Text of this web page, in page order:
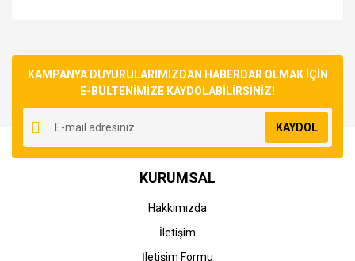
Yorum Yaz
kullanarak tarafımıza iletebilirsiniz.
Görüş ve önerileriniz için teşekkür ederiz.
Ürün resmi kalitesiz, bozuk veya görüntülenemiyor.
Ürün açıklamasında eksik bilgiler bulunuyor.
Ürün bilgilerinde hatalar bulunuyor.
Ürün fiyatı diğer sitelerden daha pahalı.
KAMPANYA DUYURULARIMIZDAN HABERDAR OLMAK İÇİN
E-BÜLTENİMİZE KAYDOLABİLİRSİNİZ!
KAYDOL
KURUMSAL
Hakkımızda
İletişim
İletişim Formu